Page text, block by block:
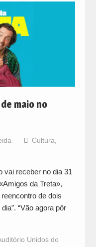
maio no
Cultura,
vai receber no dia 31
da Treta»,
de dois
“Vão agora pôr
Unidos do